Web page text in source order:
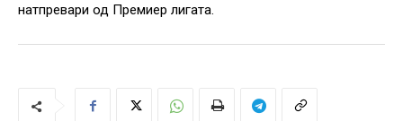
натпревари од Премиер лигата.